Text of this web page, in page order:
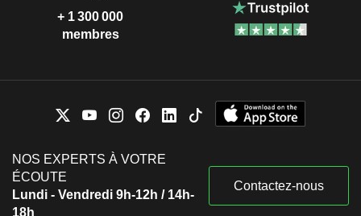
+ 1 300 000
membres
NOS EXPERTS À VOTRE
ÉCOUTE
Lundi - Vendredi 9h-12h / 14h-
18h
Contactez-nous